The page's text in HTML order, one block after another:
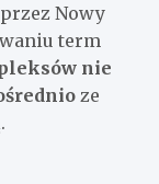
Nowy
term
nie
ze